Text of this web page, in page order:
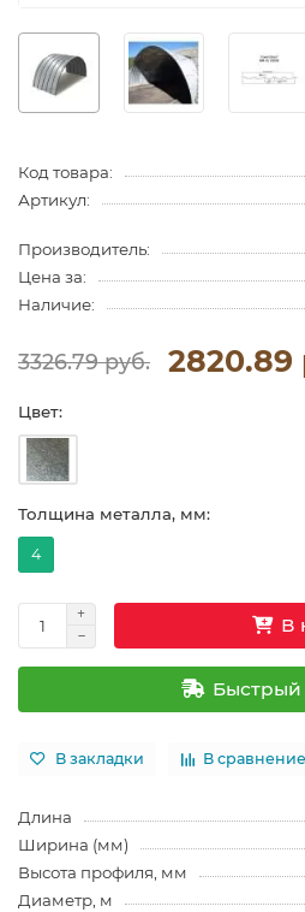
Код товара:
Артикул:
Производитель:
Цена за:
Наличие:
3326.79 руб. 2820.89
Цвет:
Толщина металла, мм:
4
В
Быстрый
В закладки В сравнение
Длина
Ширина (мм)
Высота профиля, мм
Диаметр, м